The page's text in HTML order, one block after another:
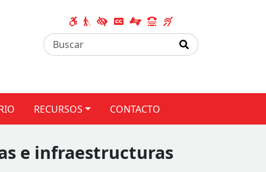
RECURSOS CONTACTO
e infraestructuras